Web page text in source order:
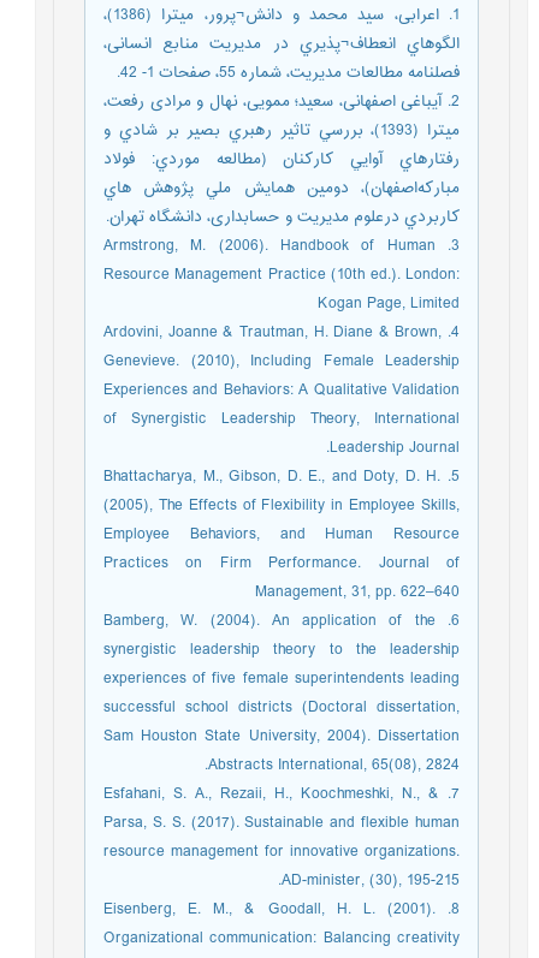
1. اﻋﺮاﺑﯽ، ﺳﯿﺪ ﻣﺤﻤﺪ و داﻧﺶ¬ﭘﺮور، ﻣﯿﺘﺮا (1386)،
اﻟﮕﻮﻫﺎي اﻧﻌﻄﺎف¬ﭘﺬﯾﺮي در ﻣﺪﯾﺮﯾﺖ ﻣﻨﺎﺑﻊ اﻧﺴﺎﻧﯽ،
ﻓﺼﻠﻨﺎﻣﻪ ﻣﻄﺎﻟﻌﺎت ﻣﺪﯾﺮﯾﺖ، ﺷﻤﺎره 55، ﺻﻔﺤﺎت 1- 42.
2. آیباغی اصفهانی، سعید؛ ممویی، نهال و مرادی رفعت،
میترا (1393)، ﺑﺮرﺳﻲ ﺗﺎﺛﻴﺮ رﻫﺒﺮي ﺑﺼﻴﺮ ﺑﺮ ﺷﺎدي و
رﻓﺘﺎرﻫﺎي آواﻳﻲ ﻛﺎرﻛﻨﺎن (ﻣﻄﺎﻟﻌﻪ ﻣﻮردي: ﻓﻮﻻد
ﻣﺒﺎرﻛﻪاﺻﻔﻬﺎن)، دوﻣﻴﻦ ﻫﻤﺎﻳﺶ ﻣﻠﻲ ﭘﮋوﻫﺶ ﻫﺎي
ﻛﺎرﺑﺮدي درعلوم مدیریت و حسابداری، دانشگاه تهران.
3. Armstrong, M. (2006). Handbook of Human
Resource Management Practice (10th ed.). London:
Kogan Page, Limited
4. Ardovini, Joanne & Trautman, H. Diane & Brown,
Genevieve. (2010), Including Female Leadership
Experiences and Behaviors: A Qualitative Validation
of Synergistic Leadership Theory, International
Leadership Journal.
5. Bhattacharya, M., Gibson, D. E., and Doty, D. H.
(2005), The Effects of Flexibility in Employee Skills,
Employee Behaviors, and Human Resource
Practices on Firm Performance. Journal of
Management, 31, pp. 622–640
6. Bamberg, W. (2004). An application of the
synergistic leadership theory to the leadership
experiences of five female superintendents leading
successful school districts (Doctoral dissertation,
Sam Houston State University, 2004). Dissertation
Abstracts International, 65(08), 2824.
7. Esfahani, S. A., Rezaii, H., Koochmeshki, N., &
Parsa, S. S. (2017). Sustainable and flexible human
resource management for innovative organizations.
AD-minister, (30), 195-215.
8. Eisenberg, E. M., & Goodall, H. L. (2001).
Organizational communication: Balancing creativity